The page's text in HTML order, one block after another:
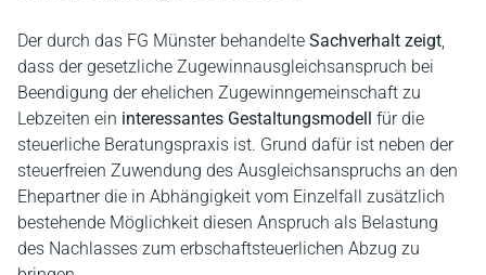
Der durch das FG Münster behandelte Sachverhalt zeigt,
dass der gesetzliche Zugewinnausgleichsanspruch bei
Beendigung der ehelichen Zugewinngemeinschaft zu
Lebzeiten ein interessantes Gestaltungsmodell für die
steuerliche Beratungspraxis ist. Grund dafür ist neben der
steuerfreien Zuwendung des Ausgleichsanspruchs an den
Ehepartner die in Abhängigkeit vom Einzelfall zusätzlich
bestehende Möglichkeit diesen Anspruch als Belastung
des Nachlasses zum erbschaftsteuerlichen Abzug zu